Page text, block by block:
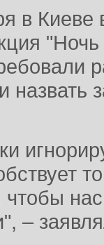
в Киеве
назвать
–